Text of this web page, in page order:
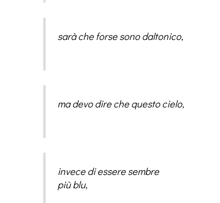
sarà che forse sono daltonico,
ma devo dire che questo cielo,
invece di essere sembre
più blu,